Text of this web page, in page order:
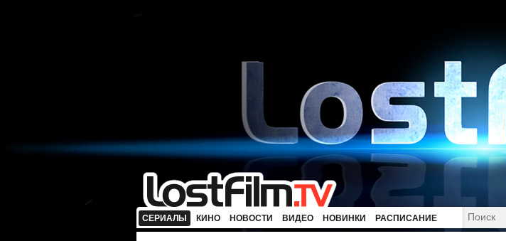
СЕРИАЛЫ КИНО НОВОСТИ ВИДЕО НОВИНКИ РАСПИСАНИЕ